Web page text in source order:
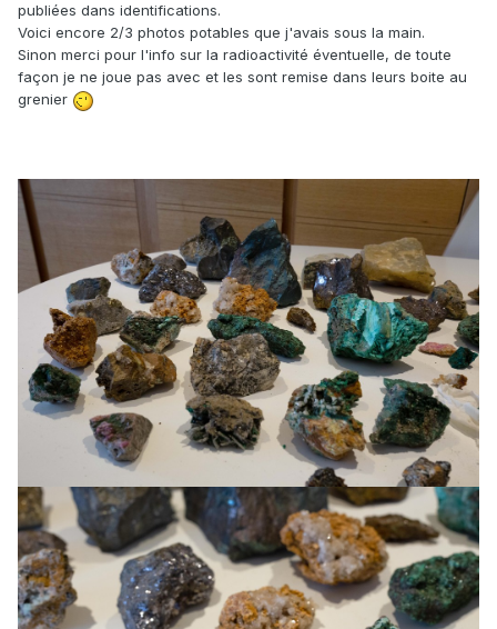
publiées dans identifications.
Voici encore 2/3 photos potables que j'avais sous la main.
Sinon merci pour l'info sur la radioactivité éventuelle, de toute
façon je ne joue pas avec et les sont remise dans leurs boite au
grenier